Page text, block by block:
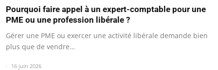
Pourquoi faire appel à un expert-comptable pour une
PME ou une profession libérale ?
Gérer une PME ou exercer une activité libérale demande bien
plus que de vendre…
16 juin 2026